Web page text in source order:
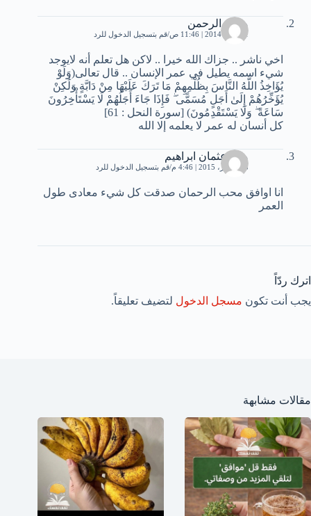
محب الرحمن
1 أبريل، 2014 | 11:46 ص قم بتسجيل الدخول للرد
اخي ناشر .. جزاك الله خيرا .. لاكن هل تعلم أنه لايوجد
شيء اسمه يطيل في عمر الإنسان .. قال تعالى(وَلَوْ
يُؤَاخِذُ اللَّهُ النَّاسَ بِظُلْمِهِمْ مَا تَرَكَ عَلَيْهَا مِنْ دَابَّةٍ وَلَٰكِنْ
يُؤَخِّرُهُمْ إِلَىٰ أَجَلٍ مُسَمًّى ۖ فَإِذَا جَاءَ أَجَلُهُمْ لَا يَسْتَأْخِرُونَ
سَاعَةً ۖ وَلَا يَسْتَقْدِمُونَ) [سورة النحل : 61]
كل أنسان له عمر لا يعلمه إلا الله
منار عثمان ابراهيم
28 أكتوبر، 2015 | 4:46 م قم بتسجيل الدخول للرد
انا اوافق محب الرحمان صدقت كل شيء معادى طول
العمر
اترك ردّاً
يجب أنت تكون مسجل الدخول لتضيف تعليقاً.
مقالات مشابهة